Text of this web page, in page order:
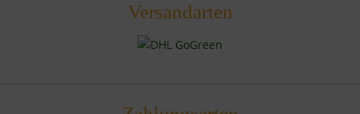
Versandarten